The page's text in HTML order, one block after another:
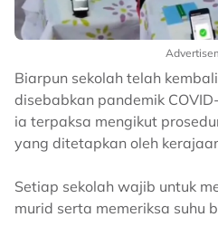
Biarpun sekolah telah
disebabkan pandemik
ia terpaksa mengikut
yang ditetapkan oleh
Setiap sekolah wajib untuk
murid serta memeriksa suhu